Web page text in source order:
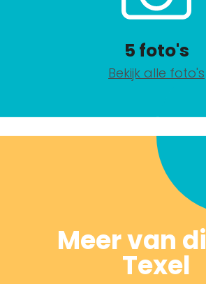
5 foto's
Bekijk alle foto's
Meer van
Texel